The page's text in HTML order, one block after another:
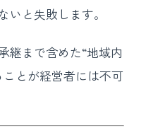
と失敗します。
継まで含めた“地域内
とが経営者には不可